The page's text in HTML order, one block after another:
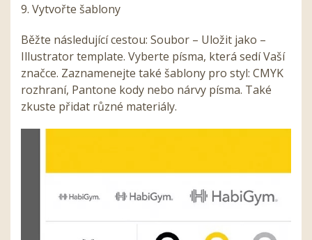
9. Vytvořte šablony
Běžte následující cestou: Soubor – Uložit jako –
Illustrator template. Vyberte písma, která sedí Vaší
značce. Zaznamenejte také šablony pro styl: CMYK
rozhraní, Pantone kody nebo nárvy písma. Také
zkuste přidat různé materiály.